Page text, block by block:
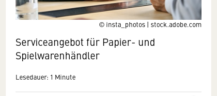
© insta_photos | stock.adobe.com
Serviceangebot für Papier- und
Spielwarenhändler
Lesedauer: 1 Minute